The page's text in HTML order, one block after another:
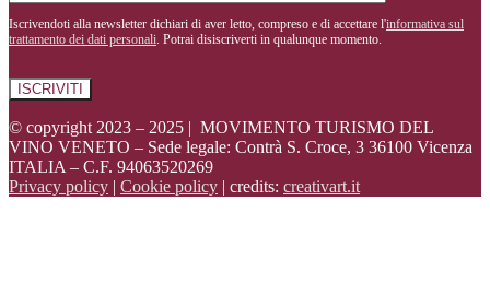
Iscrivendoti alla newsletter dichiari di aver letto, compreso e di accettare l'informativa sul
trattamento dei dati personali. Potrai disiscriverti in qualunque momento.
© copyright 2023 – 2025 | MOVIMENTO TURISMO DEL
VINO VENETO – Sede legale: Contrà S. Croce, 3 36100 Vicenza
ITALIA – C.F. 94063520269
Privacy policy | Cookie policy | credits: creativart.it